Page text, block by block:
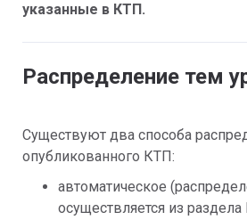
указанные в КТП.
Распределение тем
Существуют два способа
опубликованного КТП:
автоматическое
осуществляется из